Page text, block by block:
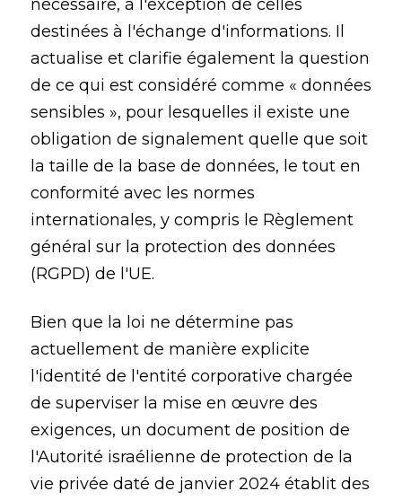
nécessaire, à l'exception de celles
destinées à l'échange d'informations. Il
actualise et clarifie également la question
de ce qui est considéré comme « données
sensibles », pour lesquelles il existe une
obligation de signalement quelle que soit
la taille de la base de données, le tout en
conformité avec les normes
internationales, y compris le Règlement
général sur la protection des données
(RGPD) de l'UE.
Bien que la loi ne détermine pas
actuellement de manière explicite
l'identité de l'entité corporative chargée
de superviser la mise en œuvre des
exigences, un document de position de
l'Autorité israélienne de protection de la
vie privée daté de janvier 2024 établit des